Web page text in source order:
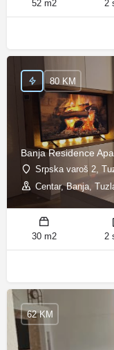
52 m2 2
Banja Residence
Srpska varoš 2,
Centar, Banja,
80 KM
30 m2 2
62 KM